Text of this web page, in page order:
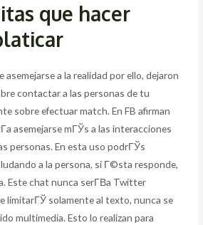
que hacer
asemejarse a la realidad por ello, dejaron
contactar a las personas de tu
sobre efectuar match. En FB afirman
asemejarse mГЎs a las interacciones
personas. En esta uso podrГЎs
a la persona, si Г©sta responde,
Este chat nunca serГ­В­a Twitter
limitarГЎ solamente al texto, nunca se
multimedia. Esto lo realizan para